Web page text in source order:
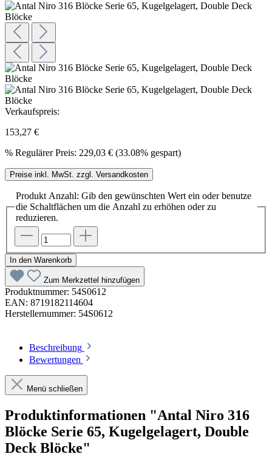
Verkaufspreis:
153,27 €
% Regulärer Preis: 229,03 € (33.08% gespart)
Preise inkl. MwSt. zzgl. Versandkosten
Produkt Anzahl: Gib den gewünschten Wert ein oder benutze
die Schaltflächen um die Anzahl zu erhöhen oder zu
reduzieren.
In den Warenkorb
Zum Merkzettel hinzufügen
Produktnummer: 54S0612
EAN: 8719182114604
Herstellernummer: 54S0612
Beschreibung
Bewertungen
Menü schließen
Produktinformationen "Antal Niro 316
Blöcke Serie 65, Kugelgelagert, Double
Deck Blöcke"